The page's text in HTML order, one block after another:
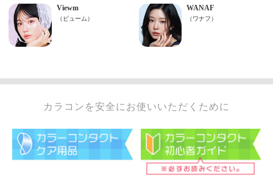
カラコンを安全にお使いいただくために